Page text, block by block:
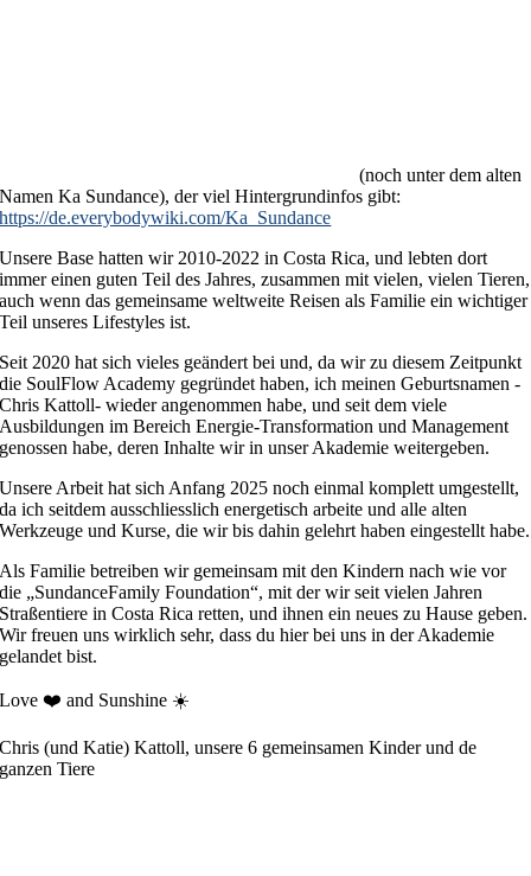
(noch unter dem alten
Namen Ka Sundance), der viel Hintergrundinfos gibt:
https://de.everybodywiki.com/Ka_Sundance
Unsere Base hatten wir 2010-2022 in Costa Rica, und lebten dort
immer einen guten Teil des Jahres, zusammen mit vielen, vielen Tieren,
auch wenn das gemeinsame weltweite Reisen als Familie ein wichtiger
Teil unseres Lifestyles ist.
Seit 2020 hat sich vieles geändert bei und, da wir zu diesem Zeitpunkt
die SoulFlow Academy gegründet haben, ich meinen Geburtsnamen -
Chris Kattoll- wieder angenommen habe, und seit dem viele
Ausbildungen im Bereich Energie-Transformation und Management
genossen habe, deren Inhalte wir in unser Akademie weitergeben.
Unsere Arbeit hat sich Anfang 2025 noch einmal komplett umgestellt,
da ich seitdem ausschliesslich energetisch arbeite und alle alten
Werkzeuge und Kurse, die wir bis dahin gelehrt haben eingestellt habe.
Als Familie betreiben wir gemeinsam mit den Kindern nach wie vor
die „SundanceFamily Foundation“, mit der wir seit vielen Jahren
Straßentiere in Costa Rica retten, und ihnen ein neues zu Hause geben.
Wir freuen uns wirklich sehr, dass du hier bei uns in der Akademie
gelandet bist.
Love ❤️ and Sunshine ☀️
Chris (und Katie) Kattoll, unsere 6 gemeinsamen Kinder und de
ganzen Tiere